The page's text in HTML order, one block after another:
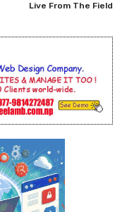
Live From The Field